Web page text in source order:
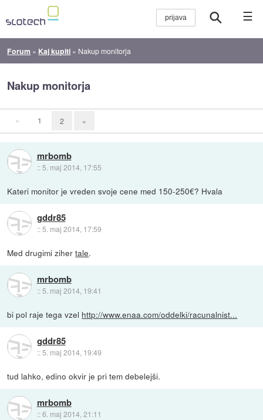
☰
Forum » Kaj kupiti » Nakup monitorja
Nakup monitorja
« 1 2 »
mrbomb
:: 5. maj 2014, 17:55
Kateri monitor je vreden svoje cene med 150-250€? Hvala
gddr85
::5. maj 2014, 17:59
Med drugimi zihertale.
mrbomb
:: 5. maj 2014, 19:41
bi pol raje tega vzel http://www.enaa.com/oddelki/racunalnist...
gddr85
::5. maj 2014, 19:49
tud lahko, edino okvir je pri tem debelejši.
mrbomb
::6. maj 2014, 21:11